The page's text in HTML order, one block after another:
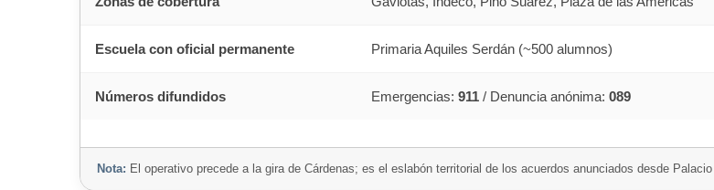
Escuela con oficial permanente Primaria Aquiles Serdán (~500 alumnos)
Números difundidos Emergencias: 911 / Denuncia anónima: 089
Nota: El operativo precede a la gira de Cárdenas; es el eslabón territorial de los acuerdos anunciados desde